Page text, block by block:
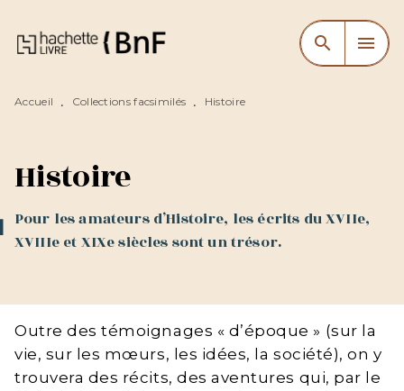
MENU RECHERCHE
CONTENU
search menu
Accueil • Collections facsimilés • Histoire
Histoire
Pour les amateurs d’Histoire, les écrits du XVIIe,
XVIIIe et XIXe siècles sont un trésor.
Outre des témoignages « d’époque » (sur la
vie, sur les mœurs, les idées, la société), on y
trouvera des récits, des aventures qui, par le